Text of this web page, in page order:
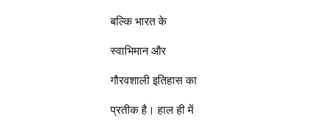
बल्कि भारत के
स्वाभिमान और
गौरवशाली इतिहास का
प्रतीक है। हाल ही में